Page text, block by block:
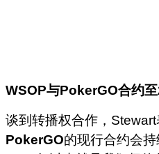
WSOP与PokerGO合约
谈到转播权合作，
PokerGO的现行合约会